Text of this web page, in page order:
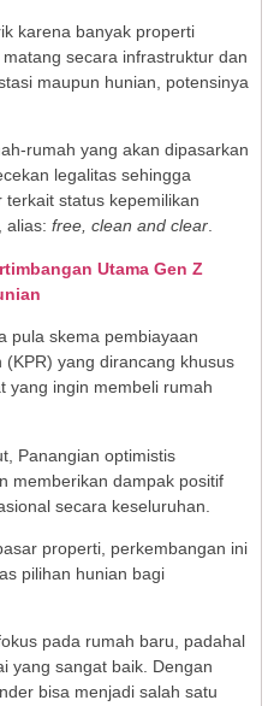
karena banyak properti
secara infrastruktur dan
maupun hunian, potensinya
rumah yang akan dipasarkan
legalitas sehingga
status kepemilikan
alias: free, clean and clear.
Utama Gen Z
pula skema pembiayaan
yang dirancang khusus
yang ingin membeli rumah
Panangian optimistis
memberikan dampak positif
secara keseluruhan.
properti, perkembangan ini
pilihan hunian bagi
pada rumah baru, padahal
yang sangat baik. Dengan
bisa menjadi salah satu